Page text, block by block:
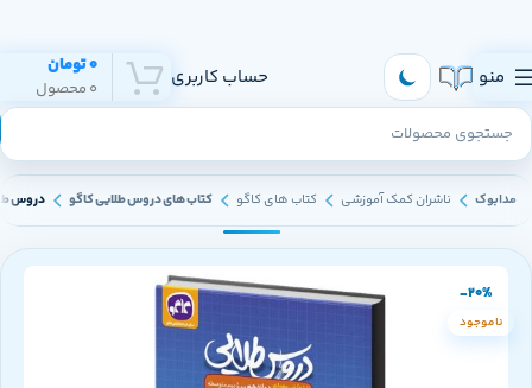
منو حساب کاربری 0 محصول
0تومان
مدابوک ناشران کمک آموزشی کتاب های کاگو کتاب های دروس طلایی کاگو دروس
-20%
ناموجود